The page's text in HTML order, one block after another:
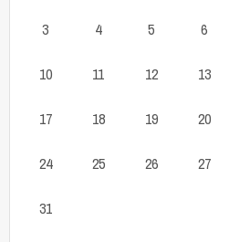
3 4 5 6
10 11 12 13
17 18 19 20
24 25 26 27
31